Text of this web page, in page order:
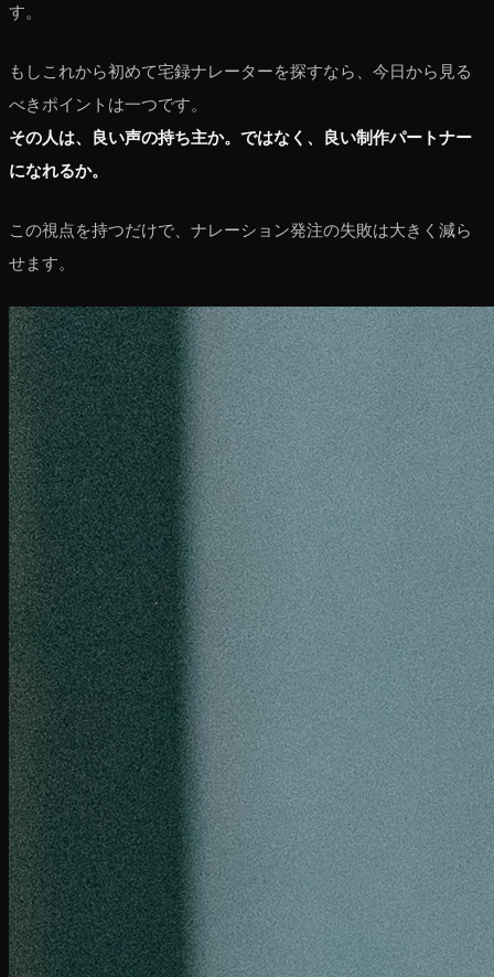
す。
もしこれから初めて宅録ナレーターを探すなら、今日から見る
べきポイントは一つです。
その人は、良い声の持ち主か。ではなく、良い制作パートナー
になれるか。
この視点を持つだけで、ナレーション発注の失敗は大きく減ら
せます。